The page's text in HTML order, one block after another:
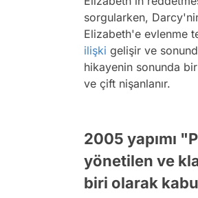
sorgularken,
Elizabeth'e evlenme
ilişki gelişir ve
hikayenin sonunda
ve çift nişanlanır.
2005 yapımı
yönetilen ve
biri olarak